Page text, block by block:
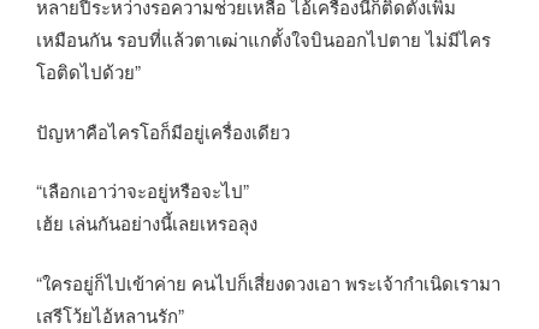
หลายปีระหว่างรอความช่วยเหลือ ไอ้เครื่องนี้ก็ติดตั้งเพิ่ม
เหมือนกัน รอบที่แล้วตาเฒ่าแกตั้งใจบินออกไปตาย ไม่มีไคร
โอติดไปด้วย”
ปัญหาคือไครโอก็มีอยู่เครื่องเดียว
“เลือกเอาว่าจะอยู่หรือจะไป”
เฮ้ย เล่นกันอย่างนี้เลยเหรอลุง
“ใครอยู่ก็ไปเข้าค่าย คนไปก็เสี่ยงดวงเอา พระเจ้ากำเนิดเรามา
เสรีโว้ยไอ้หลานรัก”